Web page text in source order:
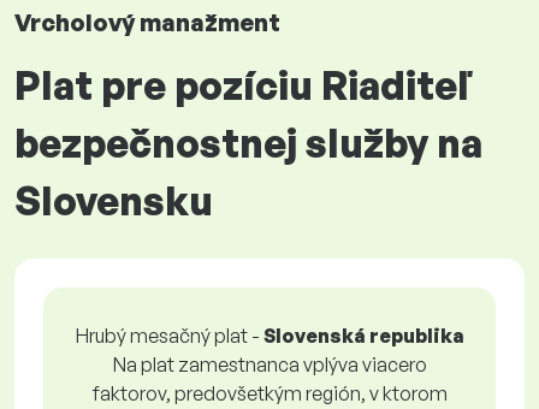
Vrcholový manažment
Plat pre pozíciu Riaditeľ
bezpečnostnej služby na
Slovensku
Hrubý mesačný plat - Slovenská republika
Na plat zamestnanca vplýva viacero
faktorov, predovšetkým región, v ktorom